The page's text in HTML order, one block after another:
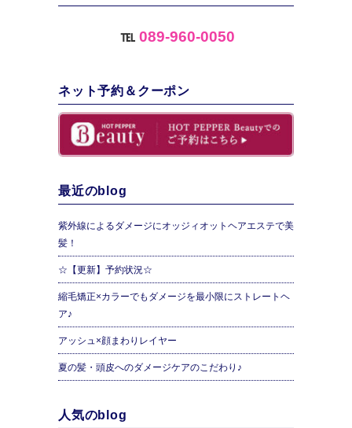
℡ 089-960-0050
ネット予約＆クーポン
最近のblog
紫外線によるダメージにオッジィオットヘアエステで美
髪！
☆【更新】予約状況☆
縮毛矯正×カラーでもダメージを最小限にストレートヘ
ア♪
アッシュ×顔まわりレイヤー
夏の髪・頭皮へのダメージケアのこだわり♪
人気のblog